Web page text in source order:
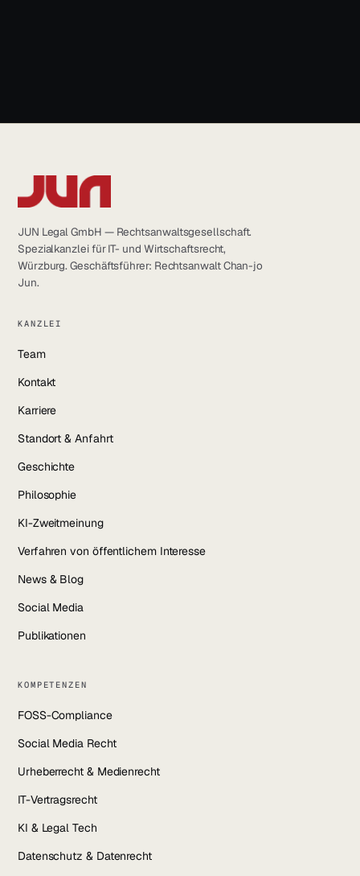
Facebook
JUN Legal GmbH — Rechtsanwaltsgesellschaft.
Spezialkanzlei für IT- und Wirtschaftsrecht,
Würzburg. Geschäftsführer: Rechtsanwalt Chan-jo
Jun.
KANZLEI
Team
Kontakt
Karriere
Standort & Anfahrt
Geschichte
Philosophie
KI-Zweitmeinung
Verfahren von öffentlichem Interesse
News & Blog
Social Media
Publikationen
KOMPETENZEN
FOSS-Compliance
Social Media Recht
Urheberrecht & Medienrecht
IT-Vertragsrecht
KI & Legal Tech
Datenschutz & Datenrecht